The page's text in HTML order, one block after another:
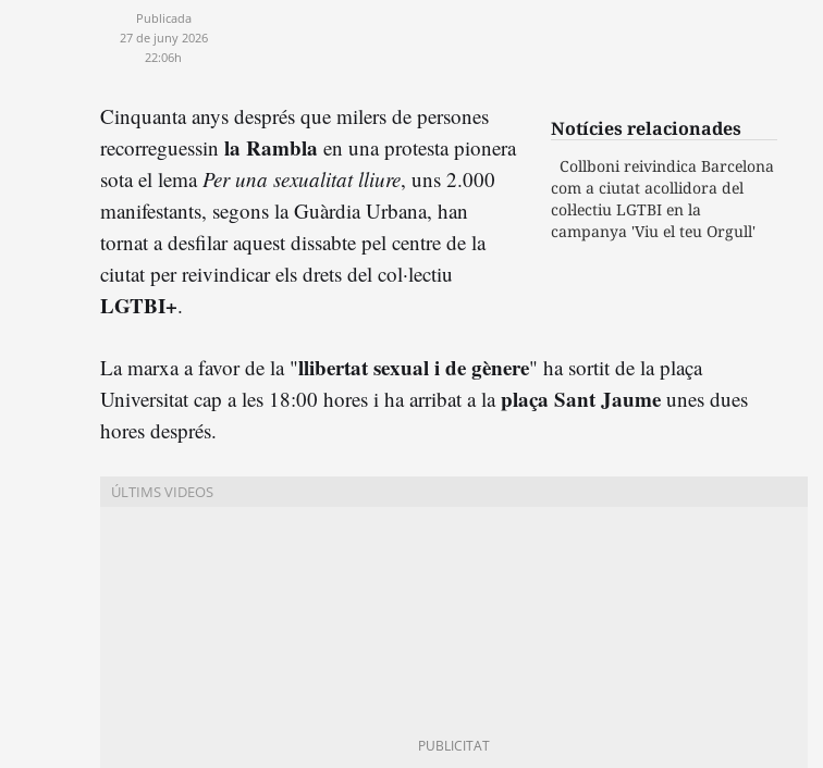
Publicada
27 de juny 2026
22:06h
Notícies relacionades
Collboni reivindica Barcelona
com a ciutat acollidora del
col·lectiu LGTBI en la
campanya 'Viu el teu Orgull'
Cinquanta anys després que milers de persones
recorreguessin la Rambla en una protesta pionera
sota el lema Per una sexualitat lliure, uns 2.000
manifestants, segons la Guàrdia Urbana, han
tornat a desfilar aquest dissabte pel centre de la
ciutat per reivindicar els drets del col·lectiu
LGTBI+.
La marxa a favor de la "llibertat sexual i de gènere" ha sortit de la plaça
Universitat cap a les 18:00 hores i ha arribat a laplaça Sant Jaume unes dues
hores després.